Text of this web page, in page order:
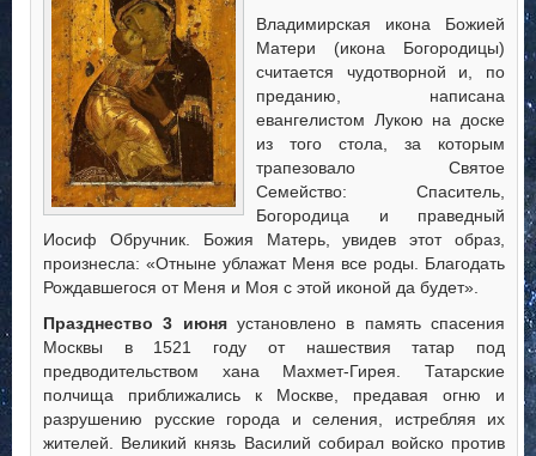
Владимирская икона Божией
Матери (икона Богородицы)
считается чудотворной и, по
преданию, написана
евангелистом Лукою на доске
из того стола, за которым
трапезовало Святое
Семейство: Спаситель,
Богородица и праведный
Иосиф Обручник. Божия Матерь, увидевэтот образ,
произнесла: «Отныне ублажат Меня все роды. Благодать
Рождавшегося от Меня и Моя с этой иконой да будет».
Празднество 3 июняустановлено в память спасения
Москвы в 1521 году от нашествия татар под
предводительством хана Махмет-Гирея. Татарские
полчища приближались к Москве, предавая огню и
разрушению русские города и селения, истребляя их
жителей. Великий князь Василий собирал войско против